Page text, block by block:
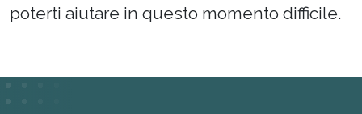
poterti aiutare in questo momento difficile.